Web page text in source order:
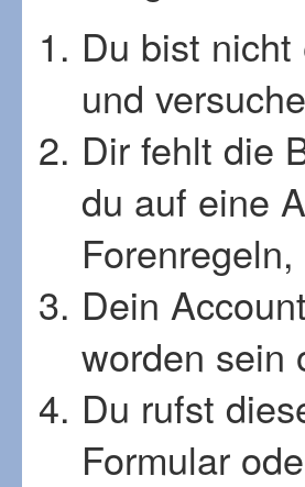
Du bist
und
Dir fehlt die
du auf eine
Dein
worden sein
Du rufst
Formular